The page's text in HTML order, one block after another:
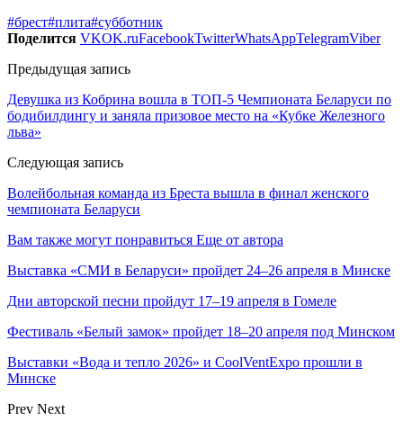
#брест#плита#субботник
Поделится VKOK.ruFacebookTwitterWhatsAppTelegramViber
Предыдущая запись
Девушка из Кобрина вошла в ТОП-5 Чемпионата Беларуси по
бодибилдингу и заняла призовое место на «Кубке Железного
льва»
Следующая запись
Волейбольная команда из Бреста вышла в финал женского
чемпионата Беларуси
Вам также могут понравиться Еще от автора
Выставка «СМИ в Беларуси» пройдет 24–26 апреля в Минске
Дни авторской песни пройдут 17–19 апреля в Гомеле
Фестиваль «Белый замок» пройдет 18–20 апреля под Минском
Выставки «Вода и тепло 2026» и CoolVentExpo прошли в
Минске
Prev Next